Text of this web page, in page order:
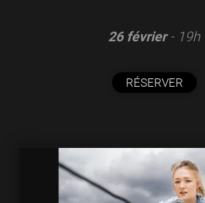
26 février- 19h
RÉSERVER